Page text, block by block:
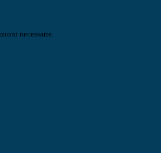
necessarie.